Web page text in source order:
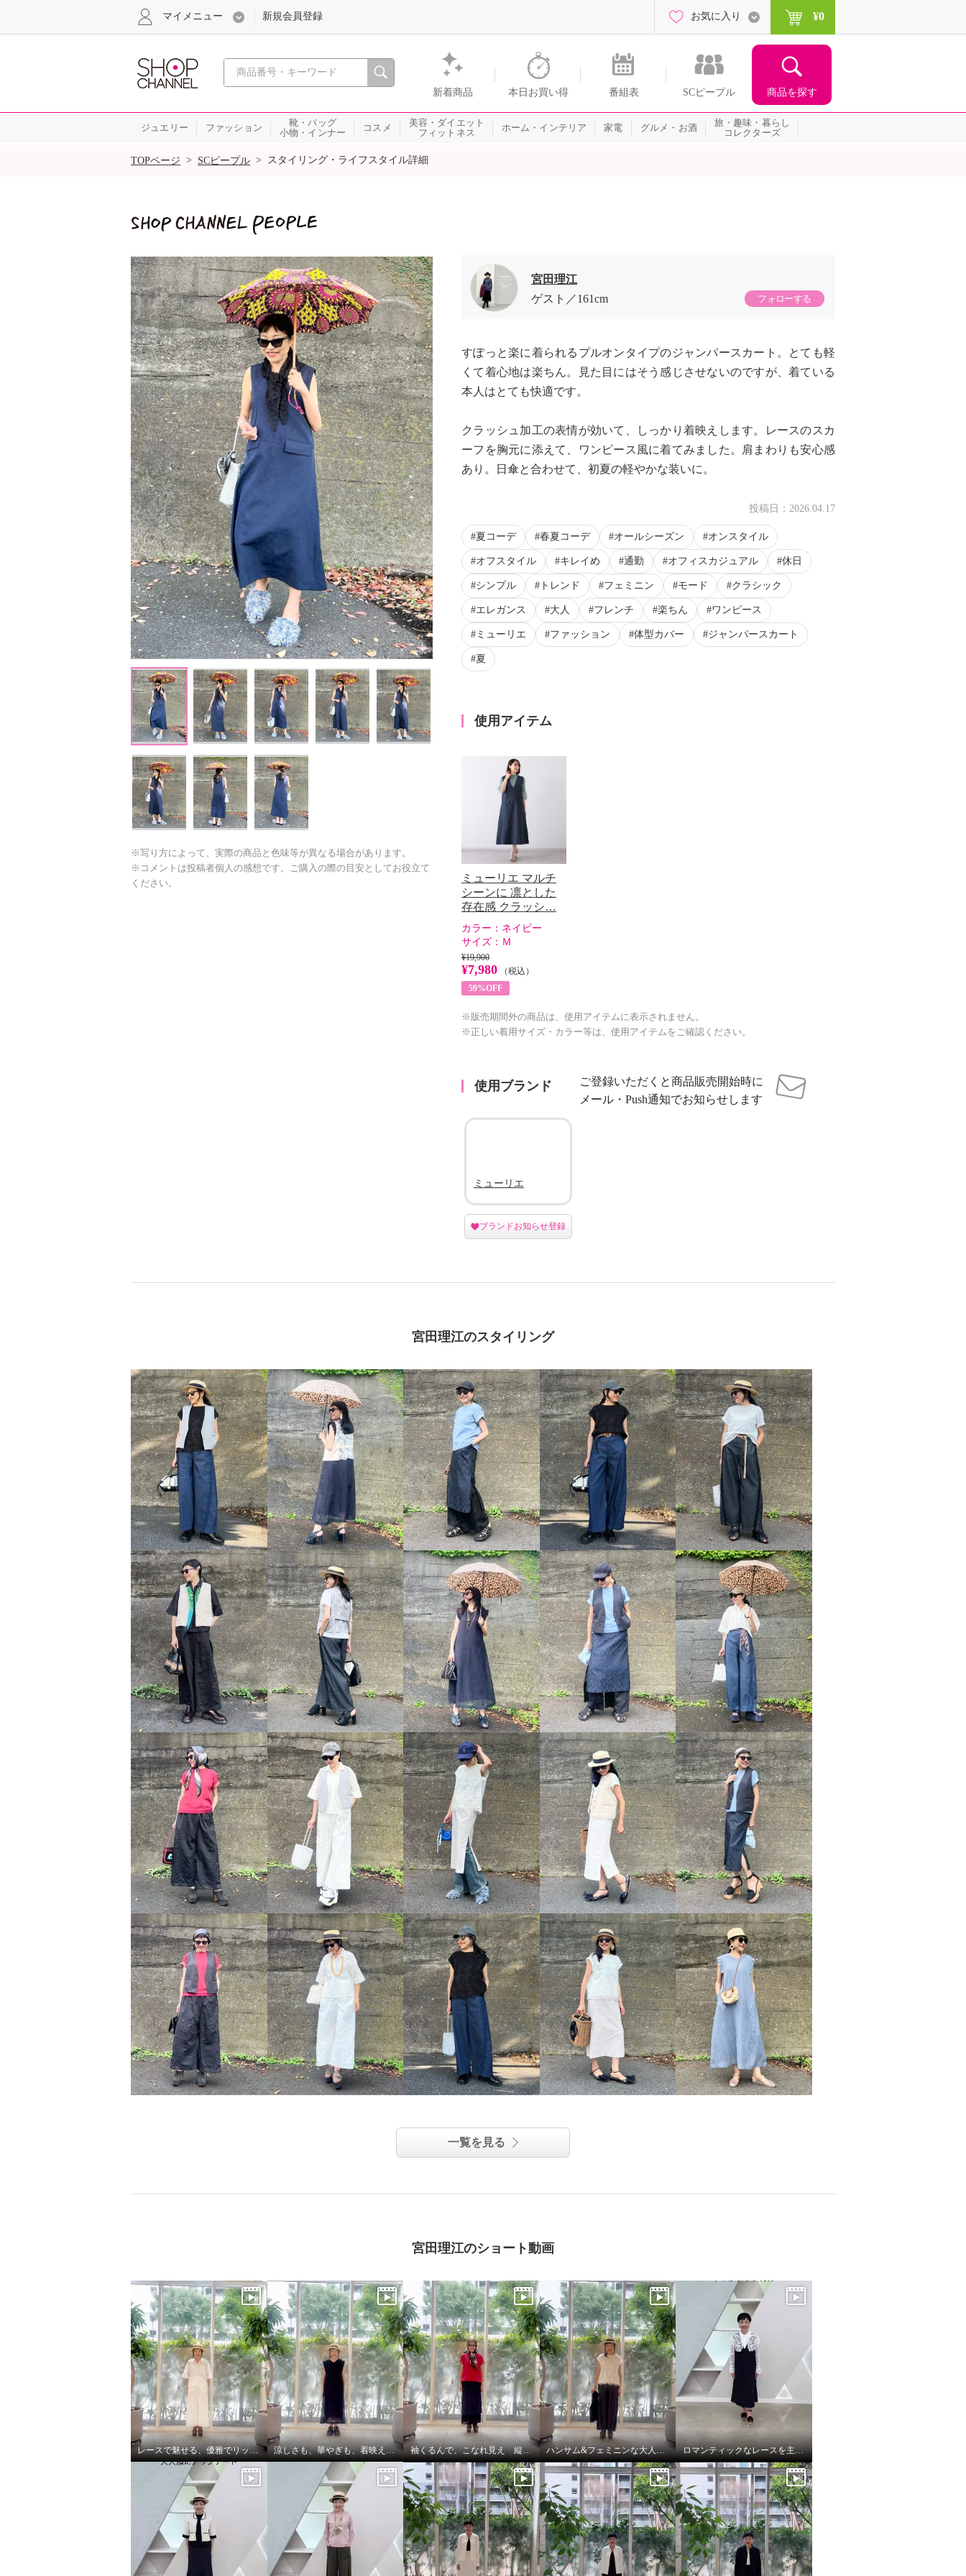
心おどる、瞬間を。通販・テレビショッピングのショップチャンネル
新着商品 本日お買い得 番組表 SCピープル 商品を探す
マイメニュー 新規会員登録 お気に入り ¥0
ジュエリー ファッション
靴・バッグ
小物・インナー
コスメ
美容・ダイエット
フィットネス
ホーム・インテリア 家電 グルメ・お酒
旅・趣味・暮らし
コレクターズ
SALE
TOPページ > SCピープル > スタイリング・ライフスタイル詳細
Next
※写り方によって、実際の商品と色味等が異なる場合があります。
※コメントは投稿者個人の感想です。ご購入の際の目安としてお役立て
ください。
宮田理江
ゲスト
161cm フォローする
すぽっと楽に着られるプルオンタイプのジャンパースカート。とても軽
くて着心地は楽ちん。見た目にはそう感じさせないのですが、着ている
本人はとても快適です。
クラッシュ加工の表情が効いて、しっかり着映えします。レースのスカ
ーフを胸元に添えて、ワンピース風に着てみました。肩まわりも安心感
あり。日傘と合わせて、初夏の軽やかな装いに。
投稿日： 2026.04.17
夏コーデ 春夏コーデ オールシーズン オンスタイル
オフスタイル キレイめ 通勤 オフィスカジュアル 休日
シンプル トレンド フェミニン モード クラシック
エレガンス 大人 フレンチ 楽ちん ワンピース
ミューリエ ファッション 体型カバー ジャンパースカート
夏
使用アイテム
ミューリエ マルチ
シーンに 凛とした
存在感 クラッシ…
カラー： ネイビー
サイズ： Ｍ
¥19,900
¥7,980
（税込）
59%OFF
※販売期間外の商品は、使用アイテムに表示されません。
※正しい着用サイズ・カラー等は、使用アイテムをご確認ください。
使用ブランド
ご登録いただくと商品販売開始時に
メール・Push通知でお知らせします
ミューリエ
ブランドお知らせ登録
宮田理江のスタイリング
一覧を見る
宮田理江のショート動画
レースで魅せる、優雅でリッチな大人セットアップ 涼しさも、華やぎも、着映えも叶える 袖くるんで、こなれ見え 縦長レイヤード ハンサム&フェミニンな大人スタイル ロマンティックなレースを主役に華やかクラシカル